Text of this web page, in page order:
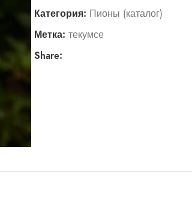
Категория: Пионы (каталог)
Метка: текумсе
Share: